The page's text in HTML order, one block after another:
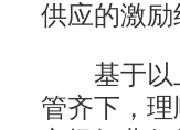
供应的激励
基于以上
管齐下，